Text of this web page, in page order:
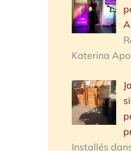
Katerina
Installés